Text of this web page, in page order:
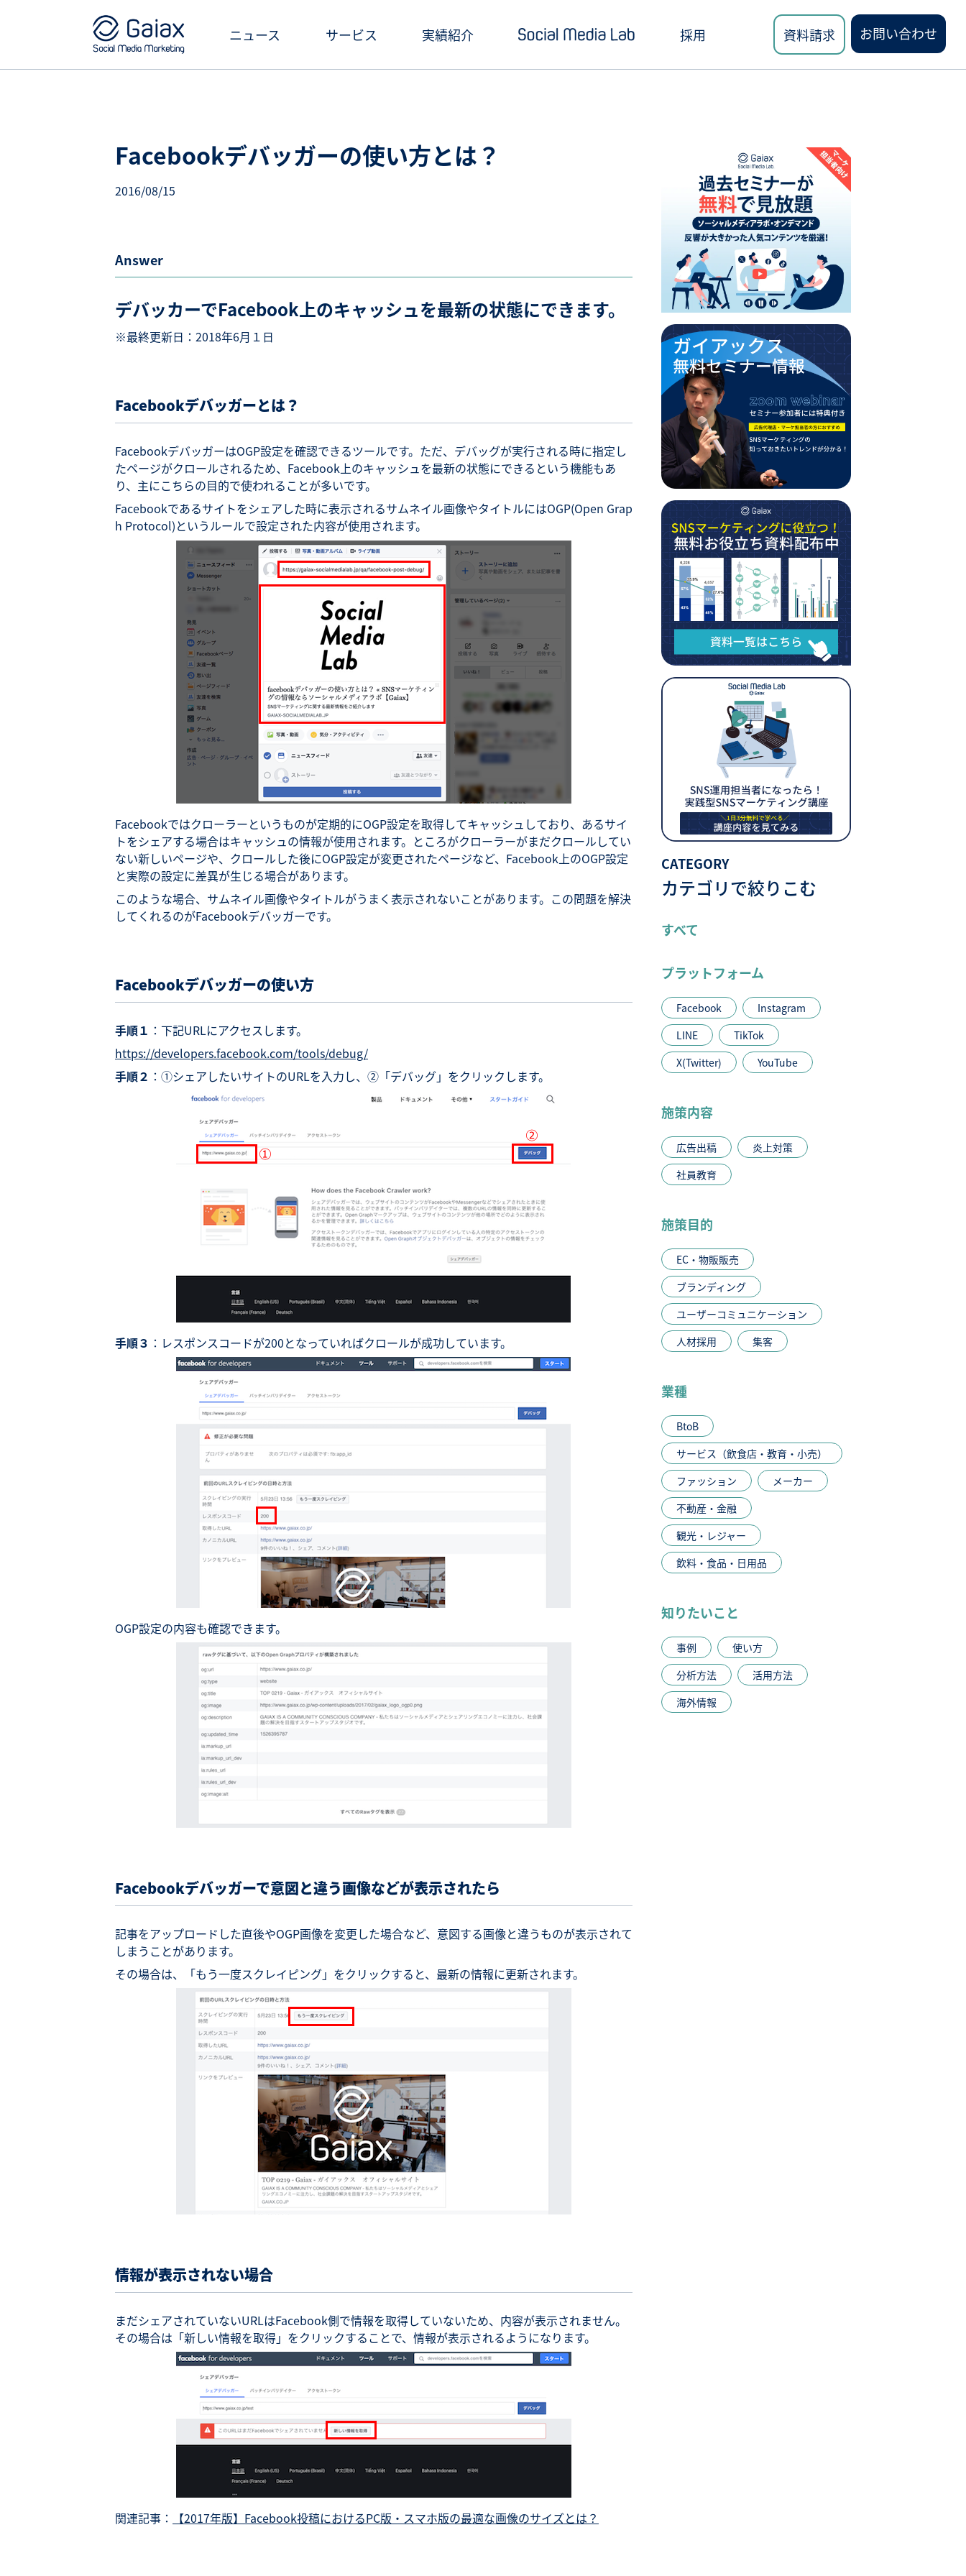
ニュース サービス
クリエイティブ制作・撮影
インフルエンサーPR
SNS広告運用
実績紹介 採用 資料請求 お問い合わせ
Facebookデバッガーの使い方とは？
2016/08/15
Answer
デバッカーでFacebook上のキャッシュを最新の状態にできます。
※最終更新日：2018年6月１日
Facebookデバッガーとは？
FacebookデバッガーはOGP設定を確認できるツールです。ただ、デバッグが実行される時に指定し
たページがクロールされるため、Facebook上のキャッシュを最新の状態にできるという機能もあ
り、主にこちらの目的で使われることが多いです。
Facebookであるサイトをシェアした時に表示されるサムネイル画像やタイトルにはOGP(Open Grap
h Protocol)というルールで設定された内容が使用されます。
Facebookではクローラーというものが定期的にOGP設定を取得してキャッシュしており、あるサイ
トをシェアする場合はキャッシュの情報が使用されます。ところがクローラーがまだクロールしてい
ない新しいページや、クロールした後にOGP設定が変更されたページなど、Facebook上のOGP設定
と実際の設定に差異が生じる場合があります。
このような場合、サムネイル画像やタイトルがうまく表示されないことがあります。この問題を解決
してくれるのがFacebookデバッガーです。
Facebookデバッガーの使い方
手順１ ：下記URLにアクセスします。
https://developers.facebook.com/tools/debug/
手順２ ：①シェアしたいサイトのURLを入力し、②「デバッグ」をクリックします。
手順３ ：レスポンスコードが200となっていればクロールが成功しています。
OGP設定の内容も確認できます。
Facebookデバッガーで意図と違う画像などが表示されたら
記事をアップロードした直後やOGP画像を変更した場合など、意図する画像と違うものが表示されて
しまうことがあります。
その場合は、「もう一度スクレイピング」をクリックすると、最新の情報に更新されます。
情報が表示されない場合
まだシェアされていないURLはFacebook側で情報を取得していないため、内容が表示されません。
その場合は「新しい情報を取得」をクリックすることで、情報が表示されるようになります。
関連記事： 【2017年版】Facebook投稿におけるPC版・スマホ版の最適な画像のサイズとは？
CATEGORY
カテゴリで絞りこむ
すべて
プラットフォーム
Facebook
Instagram
LINE
TikTok
X(Twitter)
YouTube
施策内容
広告出稿
炎上対策
社員教育
施策目的
EC・物販販売
ブランディング
ユーザーコミュニケーション
人材採用
集客
業種
BtoB
サービス（飲食店・教育・小売）
ファッション
メーカー
不動産・金融
観光・レジャー
飲料・食品・日用品
知りたいこと
事例
使い方
分析方法
活用方法
海外情報